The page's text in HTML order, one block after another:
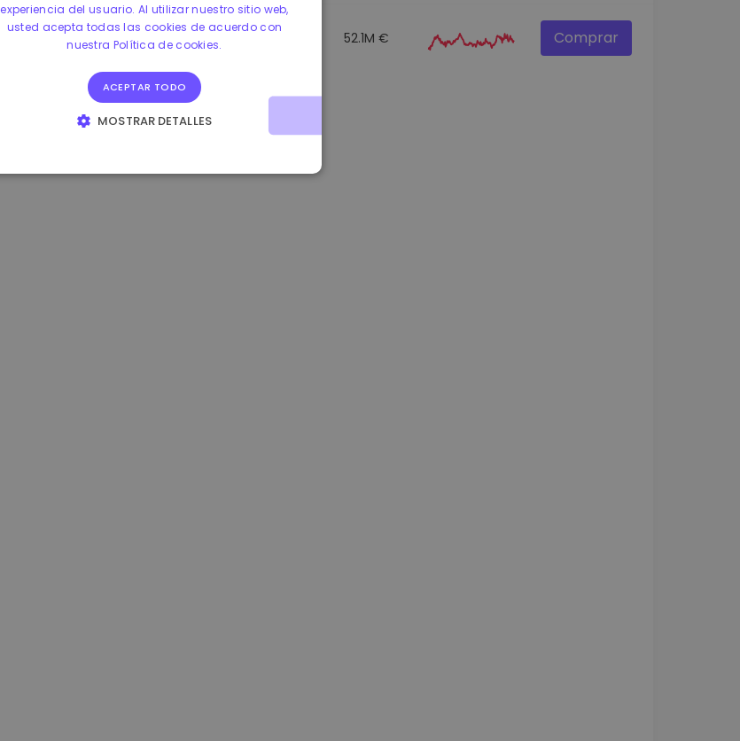
0.865660 € 0.00% 52.1M € Comprar
experiencia del usuario. Al utilizar nuestro sitio web,
usted acepta todas las cookies de acuerdo con
nuestra Política de cookies.
ACEPTAR TODO
MOSTRAR DETALLES